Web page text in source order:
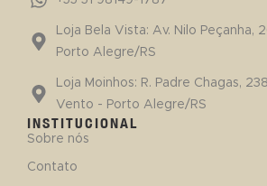
Loja Bela Vista: Av. Nilo Peçanha,
Porto Alegre/RS
Loja Moinhos: R. Padre Chagas,
Vento - Porto Alegre/RS
INSTITUCIONAL
Sobre nós
Contato